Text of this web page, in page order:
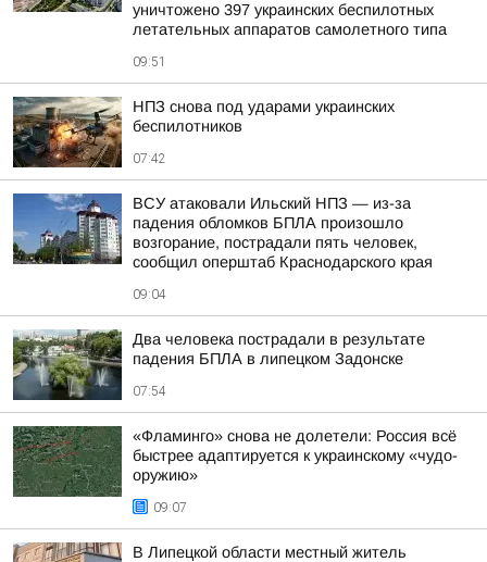
уничтожено 397 украинских беспилотных
летательных аппаратов самолетного типа
09:51
НПЗ снова под ударами украинских
беспилотников
07:42
ВСУ атаковали Ильский НПЗ — из-за
падения обломков БПЛА произошло
возгорание, пострадали пять человек,
сообщил оперштаб Краснодарского края
09:04
Два человека пострадали в результате
падения БПЛА в липецком Задонске
07:54
«Фламинго» снова не долетели: Россия всё
быстрее адаптируется к украинскому «чудо-
оружию»
09:07
В Липецкой области местный житель